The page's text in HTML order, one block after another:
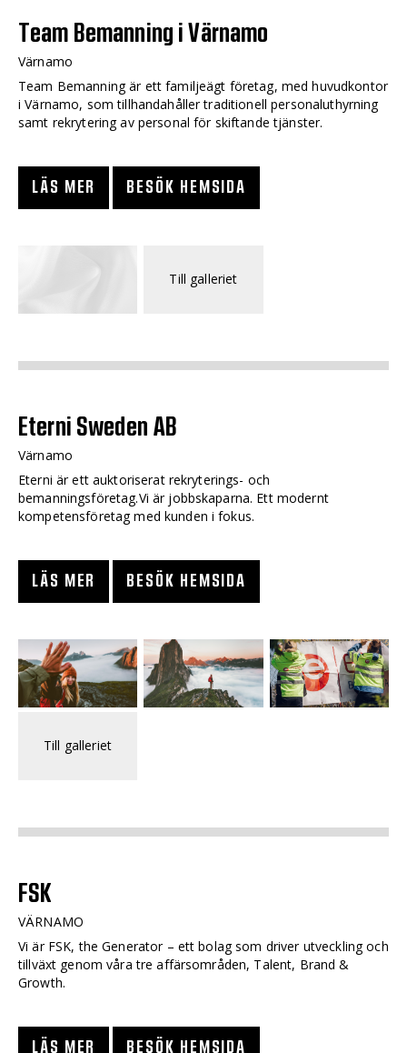
Team Bemanning i Värnamo
Värnamo
Team Bemanning är ett familjeägt företag, med huvudkontor
i Värnamo, som tillhandahåller traditionell personaluthyrning
samt rekrytering av personal för skiftande tjänster.
LÄS MER BESÖK HEMSIDA
Till galleriet
Eterni Sweden AB
Värnamo
Eterni är ett auktoriserat rekryterings- och
bemanningsföretag.Vi är jobbskaparna. Ett modernt
kompetensföretag med kunden i fokus.
LÄS MER BESÖK HEMSIDA
Till galleriet
FSK
VÄRNAMO
Vi är FSK, the Generator – ett bolag som driver utveckling och
tillväxt genom våra tre affärsområden, Talent, Brand &
Growth.
LÄS MER BESÖK HEMSIDA